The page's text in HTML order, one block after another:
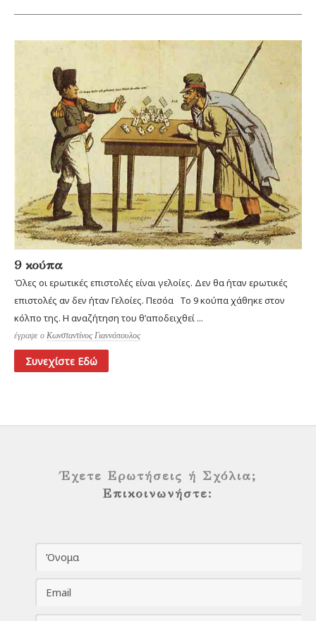
9 κούπα
Όλες οι ερωτικές επιστολές είναι γελοίες. Δεν θα ήταν ερωτικές
επιστολές αν δεν ήταν Γελοίες. Πεσόα Το 9 κούπα χάθηκε στον
κόλπο της. Η αναζήτηση του θ’αποδειχθεί ...
έγραψε ο Κωνσταντίνος Γιαννόπουλος
Συνεχίστε Εδώ
Έχετε Ερωτήσεις ή Σχόλια;
Επικοινωνήστε: